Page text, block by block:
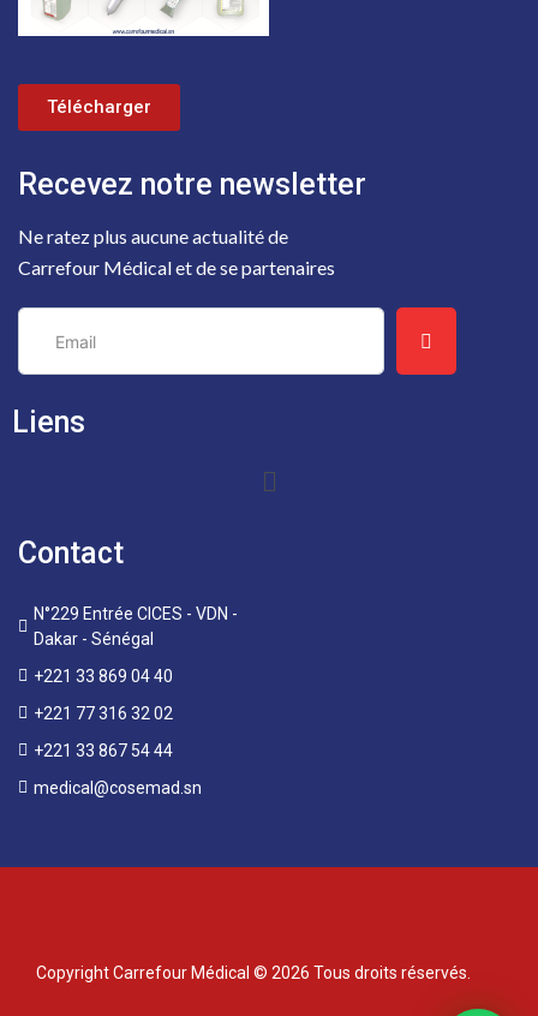
Contact
N°229 Entrée CICES - VDN -
Dakar - Sénégal
+221 33 869 04 40
+221 77 316 32 02
+221 33 867 54 44
medical@cosemad.sn
Liens
Recevez notre newsletter
Ne ratez plus aucune actualité de
Carrefour Médical et de se partenaires
Télécharger
Copyright Carrefour Médical © 2026 Tous droits réservés.